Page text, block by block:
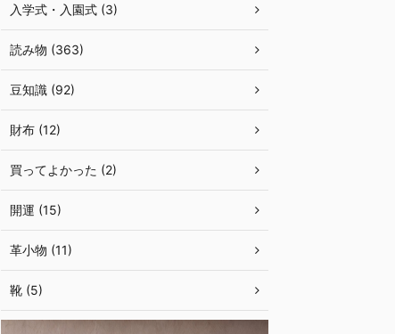
入学式・入園式 (3)
読み物 (363)
豆知識 (92)
財布 (12)
買ってよかった (2)
開運 (15)
革小物 (11)
靴 (5)